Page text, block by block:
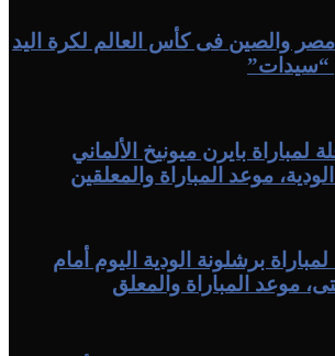
فى كأس العالم لكرة اليد
بايرن ميونيخ الألماني
المباراة والمعلقين
برشلونة الودية اليوم أمام
المباراة والمعلق